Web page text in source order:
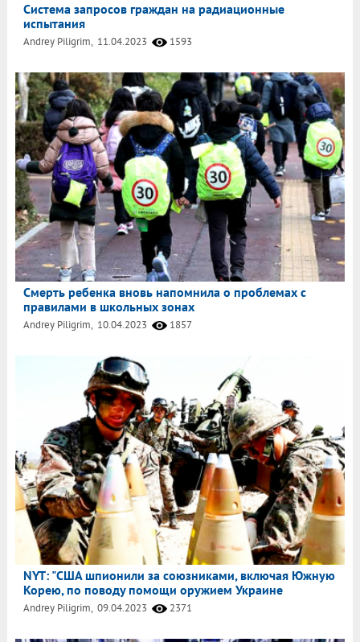
Система запросов граждан на радиационные
испытания
Andrey Piligrim, 11.04.2023 1593
Смерть ребенка вновь напомнила о проблемах с
правилами в школьных зонах
Andrey Piligrim, 10.04.2023 1857
NYT: "США шпионили за союзниками, включая Южную
Корею, по поводу помощи оружием Украине
Andrey Piligrim, 09.04.2023 2371